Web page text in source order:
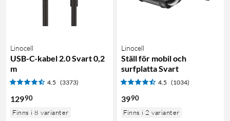
Linocell
USB-C-kabel 2.0 Svart 0,2
m
4.5 (3373)
12990
Finns i 8 varianter
Linocell
Ställ för mobil och
surfplatta Svart
4.5 (1034)
3990
Finns i 2 varianter